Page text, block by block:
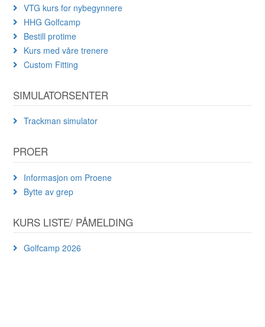
VTG kurs for nybegynnere
HHG Golfcamp
Bestill protime
Kurs med våre trenere
Custom Fitting
SIMULATORSENTER
Trackman simulator
PROER
Informasjon om Proene
Bytte av grep
KURS LISTE/ PÅMELDING
Golfcamp 2026